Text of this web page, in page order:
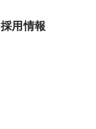
採用情報